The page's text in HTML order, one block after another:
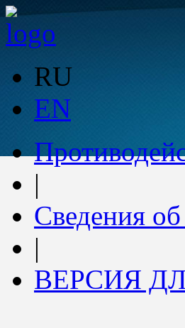
RU
EN
|
Сведения
|
ВЕРСИЯ